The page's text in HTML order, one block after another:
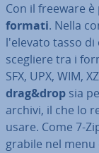
Con il freeware
formati. Nella
l'elevato tasso di
scegliere tra i
SFX, UPX, WIM,
drag&drop sia
archivi, il che lo
usare. Come 7-
gra­bi­le nel